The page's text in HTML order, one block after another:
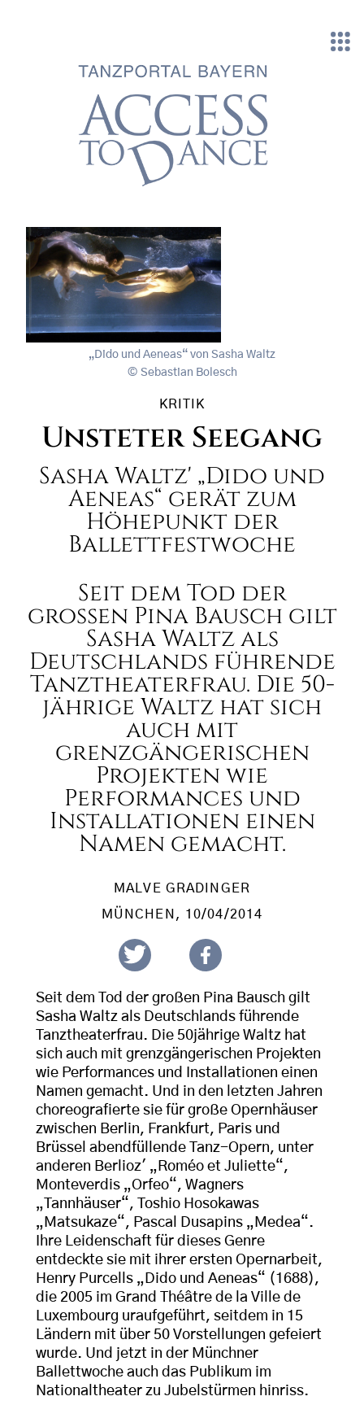
„Dido und Aeneas“ von Sasha Waltz
Sebastian Bolesch
KRITIK
Unsteter Seegang
Sasha Waltz' „Dido und
Aeneas“ gerät zum
Höhepunkt der
Ballettfestwoche
Seit dem Tod der
großen Pina Bausch gilt
Sasha Waltz als
Deutschlands führende
Tanztheaterfrau. Die 50-
jährige Waltz hat sich
auch mit
grenzgängerischen
Projekten wie
Performances und
Installationen einen
Namen gemacht.
MALVE GRADINGER
MÜNCHEN , 10/04/2014
Seit dem Tod der großen Pina Bausch gilt
Sasha Waltz als Deutschlands führende
Tanztheaterfrau. Die 50jährige Waltz hat
sich auch mit grenzgängerischen Projekten
wie Performances und Installationen einen
Namen gemacht. Und in den letzten Jahren
choreografierte sie für große Opernhäuser
zwischen Berlin, Frankfurt, Paris und
Brüssel abendfüllende Tanz-Opern, unter
anderen Berlioz' „Roméo et Juliette“,
Monteverdis „Orfeo“, Wagners
„Tannhäuser“, Toshio Hosokawas
„Matsukaze“, Pascal Dusapins „Medea“.
Ihre Leidenschaft für dieses Genre
entdeckte sie mit ihrer ersten Opernarbeit,
Henry Purcells „Dido und Aeneas“ (1688),
die 2005 im Grand Théâtre de la Ville de
Luxembourg uraufgeführt, seitdem in 15
Ländern mit über 50 Vorstellungen gefeiert
wurde. Und jetzt in der Münchner
Ballettwoche auch das Publikum im
Nationaltheater zu Jubelstürmen hinriss.